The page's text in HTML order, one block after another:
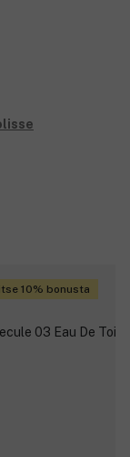
10% bonusta